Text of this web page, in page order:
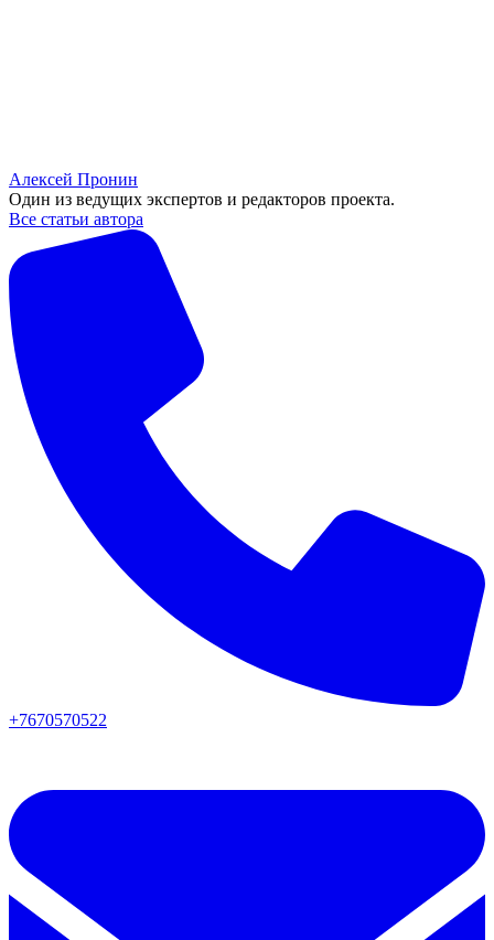
Алексей Пронин
Один из ведущих экспертов и редакторов проекта.
Все статьи автора
+7670570522